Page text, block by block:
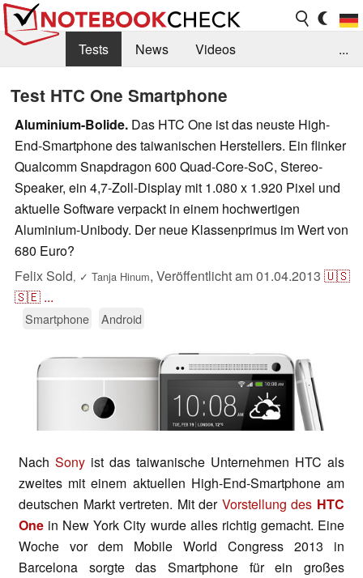
Tests News
Videos
Kaufberatung
Deals Suche
Jobs
Forum
...
Test HTC One Smartphone
Aluminium-Bolide. Das HTC One ist das neuste High-
End-Smartphone des taiwanischen Herstellers. Ein flinker
Qualcomm Snapdragon 600 Quad-Core-SoC, Stereo-
Speaker, ein 4,7-Zoll-Display mit 1.080 x 1.920 Pixel und
aktuelle Software verpackt in einem hochwertigen
Aluminium-Unibody. Der neue Klassenprimus im Wert von
680 Euro?
Felix Sold, ✓ Tanja Hinum, Veröffentlicht am01.04.2013 🇺🇸
🇸🇪 ...
Smartphone Android
Nach Sony ist das taiwanische Unternehmen HTC als
zweites mit einem aktuellen High-End-Smartphone am
deutschen Markt vertreten. Mit der Vorstellung des HTC
One in New York City wurde alles richtig gemacht. Eine
Woche vor dem Mobile World Congress 2013 in
Barcelona sorgte das Smartphone für ein großes